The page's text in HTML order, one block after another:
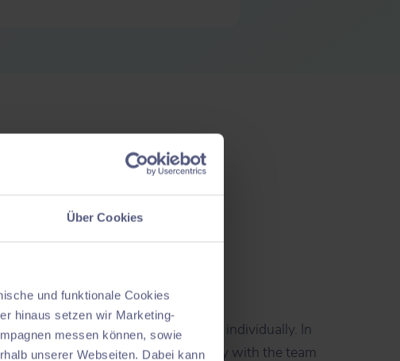
Über Cookies
und funktionale Cookies
hinaus setzen wir Marketing-
messen können, sowie
unserer Webseiten. Dabei kann
individual solution.
the libraryand design workplaces individually. In
them realistically, coordinate directly with the team